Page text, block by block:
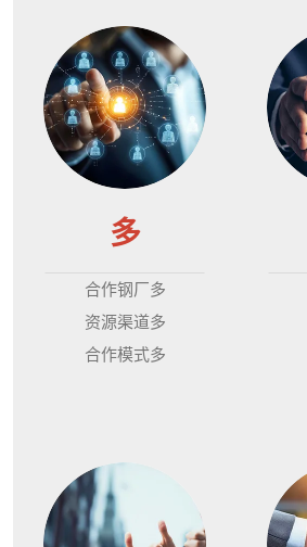
多
合作钢厂多
资源渠道多
合作模式多